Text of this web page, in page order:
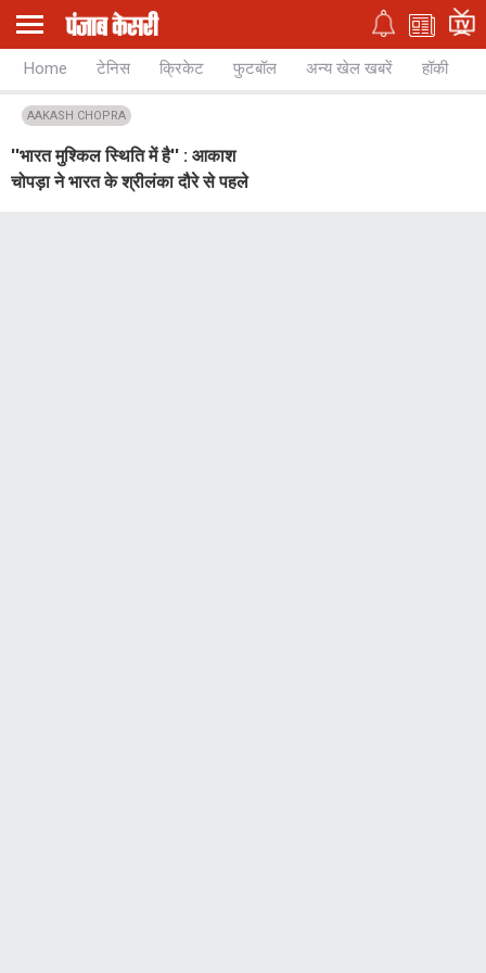
Home टेनिस क्रिकेट फुटबॉल अन्य खेल खबरें हॉकी
AAKASH CHOPRA
''भारत मुश्किल स्थिति में है'' : आकाश
चोपड़ा ने भारत के श्रीलंका दौरे से पहले